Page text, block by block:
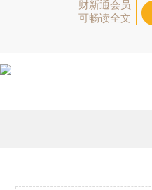
财新通会员
可畅读全文